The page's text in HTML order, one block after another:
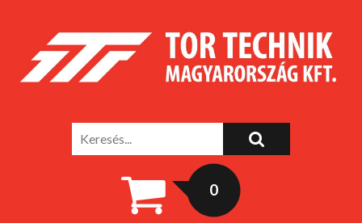
0